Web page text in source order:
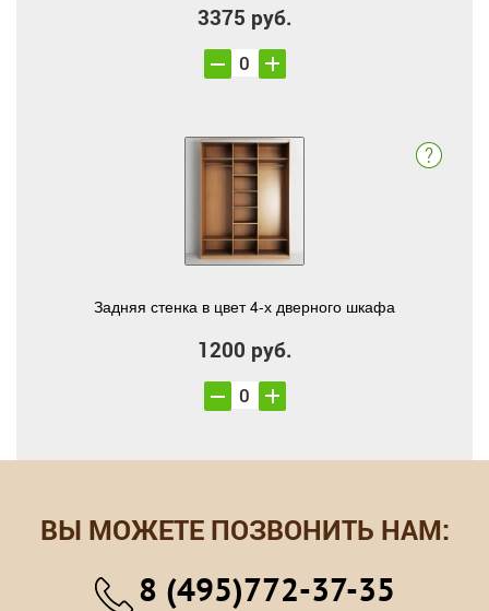
3375 руб.
Задняя стенка в цвет 4-х дверного шкафа
1200 руб.
ВЫ МОЖЕТЕ ПОЗВОНИТЬ НАМ:
8 (495)772-37-35